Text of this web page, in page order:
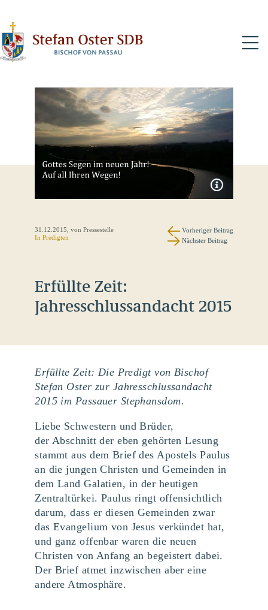
31.12.2015 , von Pressestelle
InPredigten
Vorheriger Beitrag
Nächster Beitrag
Erfüllte Zeit:
Jahresschlussandacht 2015
Erfüllte Zeit: Die Predigt von Bischof
Stefan Oster zur Jahresschlussandacht
2015 im Passauer Stephansdom.
Liebe Schwestern und Brüder,
der Abschnitt der eben gehörten Lesung
stammt aus dem Brief des Apostels Paulus
an die jungen Christen und Gemeinden in
dem Land Galatien, in der heutigen
Zentraltürkei. Paulus ringt offensichtlich
darum, dass er diesen Gemeinden zwar
das Evangelium von Jesus verkündet hat,
und ganz offenbar waren die neuen
Christen von Anfang an begeistert dabei.
Der Brief atmet inzwischen aber eine
andere Atmosphäre.